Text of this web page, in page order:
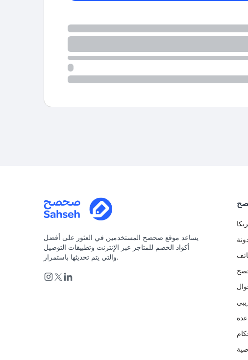
يساعد موقع صحصح المستخدمين في العثور على أفضل
أكواد الخصم للمتاجر عبر الإنترنت وتطبيقات التوصيل
والتي يتم تحديثها باستمرار.